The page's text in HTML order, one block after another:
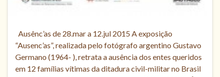
Ausênc’as de 28.mar a 12.jul 2015 A exposição
“Ausenc’as”, realizada pelo fotógrafo argentino Gustavo
Germano (1964- ), retrata a ausência dos entes queridos
em 12 famílias vítimas da ditadura civil-militar no Brasil